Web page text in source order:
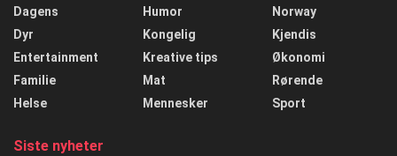
Dagens
Dyr
Entertainment
Familie
Helse
Humor
Kongelig
Kreative tips
Mat
Mennesker
Norway
Kjendis
Økonomi
Rørende
Sport
Siste nyheter